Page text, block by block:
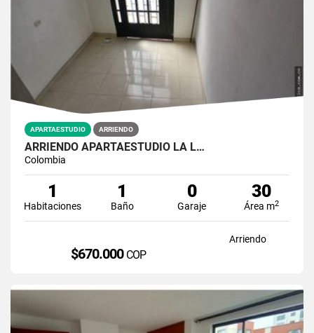
APARTAESTUDIO ARRIENDO
ARRIENDO APARTAESTUDIO LA L…
Colombia
1
Habitaciones
1
Baño
0
Garaje
30
Área m2
Arriendo
$670.000 COP